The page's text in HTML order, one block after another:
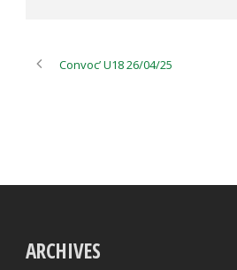
Convoc’ U18 26/04/25
ARCHIVES